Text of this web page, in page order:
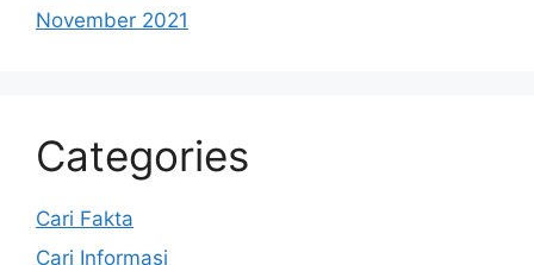
November 2021
Categories
Cari Fakta
Cari Informasi